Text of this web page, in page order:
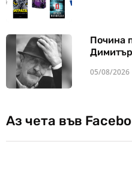
Почина
05/08/2026
Аз чета във